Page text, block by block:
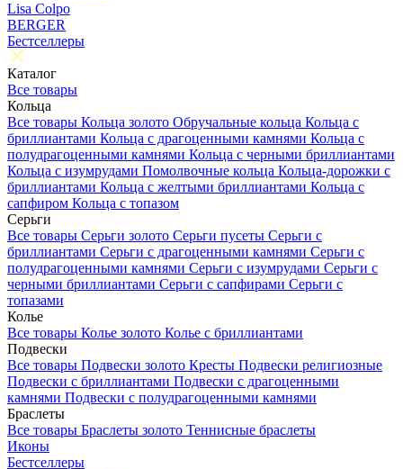
Lisa Colpo
BERGER
Бестселлеры
Каталог
Все товары
Кольца
Все товары Кольца золото Обручальные кольца Кольца с
бриллиантами Кольца с драгоценными камнями Кольца с
полудрагоценными камнями Кольца с черными бриллиантами
Кольца с изумрудами Помолвочные кольца Кольца-дорожки с
бриллиантами Кольца с желтыми бриллиантами Кольца с
сапфиром Кольца с топазом
Серьги
Все товары Серьги золото Серьги пусеты Серьги с
бриллиантами Серьги с драгоценными камнями Серьги с
полудрагоценными камнями Серьги с изумрудами Серьги с
черными бриллиантами Серьги с сапфирами Серьги с
топазами
Колье
Все товары Колье золото Колье с бриллиантами
Подвески
Все товары Подвески золото Кресты Подвески религиозные
Подвески с бриллиантами Подвески с драгоценными
камнями Подвески с полудрагоценными камнями
Браслеты
Все товары Браслеты золото Теннисные браслеты
Иконы
Бестселлеры